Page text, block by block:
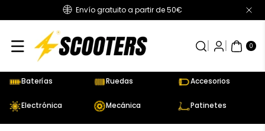
Envío gratuito a partir de 50€
0
AR
TÍC
UL
Baterías Ruedas Accesorios
Electrónica Mecánica Patinetes